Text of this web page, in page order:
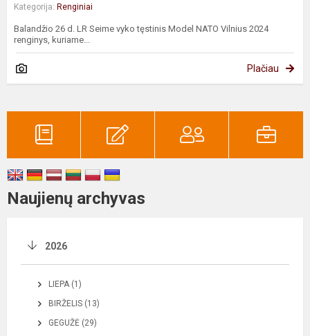
Kategorija: Renginiai
Balandžio 26 d. LR Seime vyko tęstinis Model NATO Vilnius 2024
renginys, kuriame...
Plačiau
Naujienų archyvas
2026
LIEPA (1)
BIRŽELIS (13)
GEGUŽĖ (29)